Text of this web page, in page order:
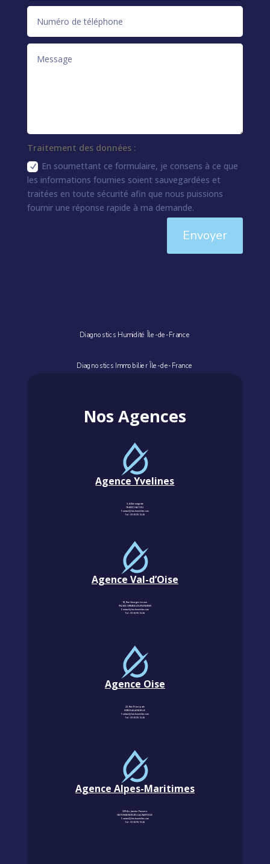
Traitement des données :
En soumettant ce formulaire, je consens à ce que
les informations fournies soient sauvegardées et
traitées en toute sécurité afin que nous puissions
fournir une réponse rapide à ma demande.
Envoyer
Diagnostics Humidité Île-de-France
Diagnostics Immobilier Île-de-France
Nos Agences
Agence Yvelines
3, Allée magritte
78400 CHATOU
Contact@km-humidite.com
Tel :01 30 76 13 26
Agence Val-d’Oise
18, Rue Georges Leroux
95240 CORMEILLES-EN-PARISIS
Contact@km-humidite.com
Tel :01 30 76 13 26
Agence Oise
22, Rue Principale
60850 LALANDELLE
Contact@km-humidite.com
Tel :01 30 76 13 26
Agence Alpes-Maritimes
229 Av. Janvier Passero
06210 MANDELIEU-LA-NAPOULE
Contact@km-humidite.com
Tel :01 30 76 13 26